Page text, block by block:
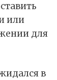
или
для
в